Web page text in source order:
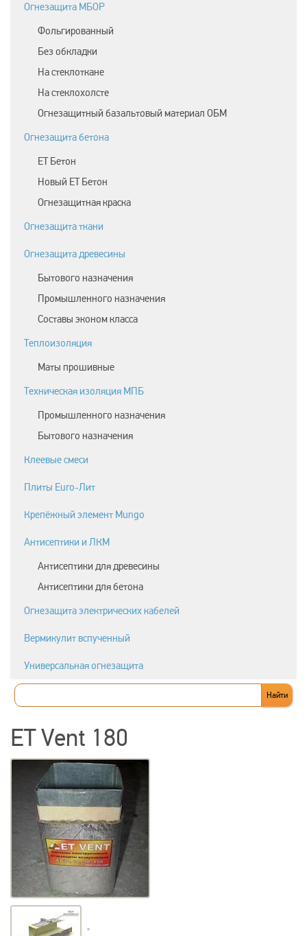
Огнезащита МБОР
Фольгированный
Без обкладки
На стеклоткане
На стеклохолсте
Огнезащитный базальтовый материал ОБМ
Огнезащита бетона
ЕТ Бетон
Новый ЕТ Бетон
Огнезащитная краска
Огнезащита ткани
Огнезащита древесины
Бытового назначения
Промышленного назначения
Составы эконом класса
Теплоизоляция
Маты прошивные
Техническая изоляция МПБ
Промышленного назначения
Бытового назначения
Клеевые смеси
Плиты Euro-Лит
Крепёжный элемент Mungo
Антисептики и ЛКМ
Антисептики для древесины
Антисептики для бетона
Огнезащита электрических кабелей
Вермикулит вспученный
Универсальная огнезащита
ET Vent 180